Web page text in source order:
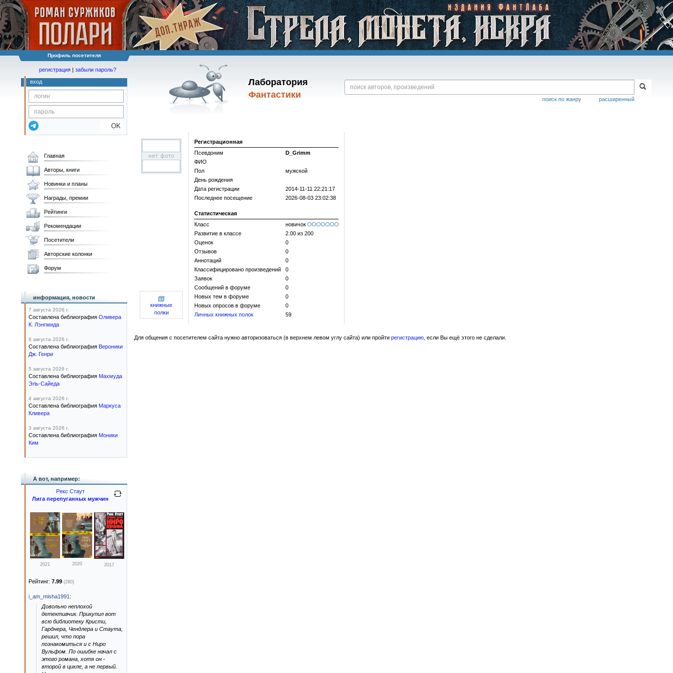
Профиль посетителя
Лаборатория
Фантастики
расширенный
поиск по жанру
регистрация | забыли пароль?
вход
OK
Регистрационная
Псевдоним
D_Grimm
ФИО
Пол
мужской
День рождения
Дата регистрации
2014-11-11 22:21:17
Последнее посещение
2026-08-03 23:02:38
Статистическая
Класс
новичок
Развитие в классе
2.00 из 200
Оценок
0
Отзывов
0
Аннотаций
0
Классифицировано произведений
0
Заявок
0
Сообщений в форуме
0
Новых тем в форуме
0
Новых опросов в форуме
0
Личных книжных полок
59
книжные
полки
Для общения с посетителем сайта нужно авторизоваться (в верхнем левом углу сайта) или пройти регистрацию , если Вы ещё этого не сделали.
Главная
Авторы, книги
Новинки и планы
Награды, премии
Рейтинги
Рекомендации
Посетители
Авторские колонки
Форум
информация, новости
7 августа 2026 г.
Составлена библиография Оливера
К. Лэнгмида
6 августа 2026 г.
Составлена библиография Вероники
Дж. Генри
5 августа 2026 г.
Составлена библиография Махмуда
Эль-Сайеда
4 августа 2026 г.
Составлена библиография Маркуса
Кливера
3 августа 2026 г.
Составлена библиография Моники
Ким
А вот, например:
Рекс Стаут
Лига перепуганных мужчин
2021 2020 2017
Рейтинг: 7.99 (280)
i_am_misha1991 :
Довольно неплохой
детективчик. Прикупил вот
всю библиотеку Кристи,
Гарднера, Чендлера и Стаута,
решил, что пора
познакомиться и с Ниро
Вульфом. По ошибке начал с
этого романа, хотя он -
второй в цикле, а не первый.